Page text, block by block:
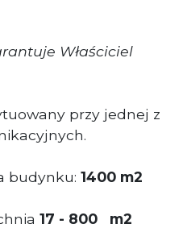
Właściciel
przy jednej z
budynku: 1400 m2
17 - 800 m2